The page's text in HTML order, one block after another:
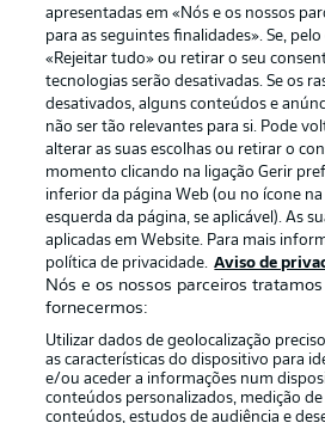
Publicidade
Gerir preferências
Trabalhe conosco
Contato
apresentadas em «Nós e os nossos
para as seguintes finalidades». Se,
«Rejeitar tudo» ou retirar o seu
tecnologias serão desativadas. Se os
desativados, alguns conteúdos e
não ser tão relevantes para si. Pode
alterar as suas escolhas ou retirar o
momento clicando na ligação Gerir
inferior da página Web (ou no ícone
esquerda da página, se aplicável). As
aplicadas em Website. Para mais
política de privacidade. Aviso de
Nós e os nossos parceiros
fornecermos:
Utilizar dados de geolocalização
as características do dispositivo para
e/ou aceder a informações num
conteúdos personalizados, medição
conteúdos, estudos de audiência e